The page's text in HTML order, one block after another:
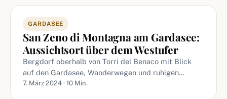
GARDASEE
San Zeno di Montagna am Gardasee:
Aussichtsort über dem Westufer
Bergdorf oberhalb von Torri del Benaco mit Blick
auf den Gardasee, Wanderwegen und ruhigen…
7. März 2024 · 10 Min.